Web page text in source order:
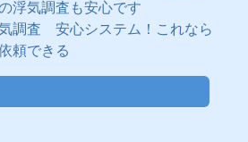
浮気調査も安心です
調査 安心システム！これなら
頼できる